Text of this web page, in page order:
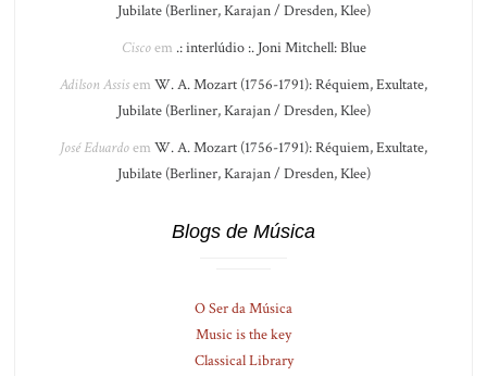
Jubilate (Berliner, Karajan / Dresden, Klee)
Ciscoem .: interlúdio :. Joni Mitchell: Blue
Adilson Assisem W. A. Mozart (1756-1791): Réquiem, Exultate,
Jubilate (Berliner, Karajan / Dresden, Klee)
José Eduardoem W. A. Mozart (1756-1791): Réquiem, Exultate,
Jubilate (Berliner, Karajan / Dresden, Klee)
Blogs de Música
O Ser da Música
Music is the key
Classical Library